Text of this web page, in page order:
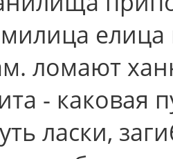
елица
ломают
- каковая
ласки,